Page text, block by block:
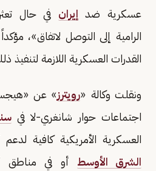
عسكرية ضد إيران في حال
الرامية إلى التوصل لاتفاق»،
القدرات العسكرية اللازمة لتنفيذ
ونقلت وكالة «رويترز» عن
اجتماعات حوار شانغري-لا في
العسكرية الأمريكية كافية
الشرق الأوسط أو في مناطق